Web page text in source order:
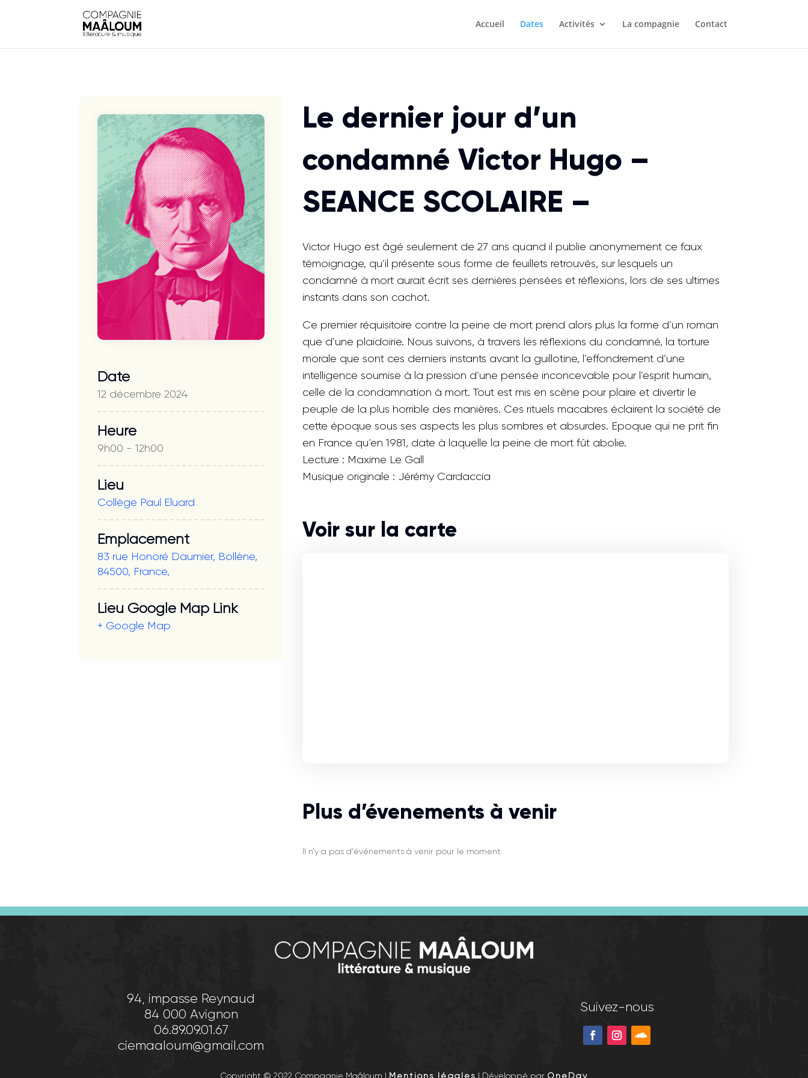
Accueil Dates Activités La compagnie Contact
Date
12 décembre 2024
Heure
9h00 - 12h00
Lieu
Collège Paul Eluard
Emplacement
83 rue Honoré Daumier, Bollène,
84500, France,
Lieu Google Map Link
+ Google Map
Le dernier jour d’un
condamné Victor Hugo –
SEANCE SCOLAIRE –
Victor Hugo est âgé seulement de 27 ans quand il publie anonymement ce faux
témoignage, qu’il présente sous forme de feuillets retrouvés, sur lesquels un
condamné à mort aurait écrit ses dernières pensées et réflexions, lors de ses ultimes
instants dans son cachot.
Ce premier réquisitoire contre la peine de mort prend alors plus la forme d’un roman
que d’une plaidoirie. Nous suivons, à travers les réflexions du condamné, la torture
morale que sont ces derniers instants avant la guillotine, l’effondrement d’une
intelligence soumise à la pression d’une pensée inconcevable pour l’esprit humain,
celle de la condamnation à mort. Tout est mis en scène pour plaire et divertir le
peuple de la plus horrible des manières. Ces rituels macabres éclairent la société de
cette époque sous ses aspects les plus sombres et absurdes. Epoque qui ne prit fin
en France qu’en 1981, date à laquelle la peine de mort fût abolie.
Lecture : Maxime Le Gall
Musique originale : Jérémy Cardaccia
Voir sur la carte
Plus d’évenements à venir
Il n'y a pas d'événements à venir pour le moment.
94, impasse Reynaud
84 000 Avignon
06.89.09.01.67
ciemaaloum@gmail.com
Suivez-nous
Copyright © 2022 Compagnie Maâloum | Mentions légales | Développé par OneDay